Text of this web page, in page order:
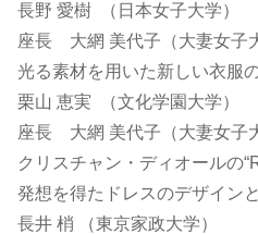
長野 愛樹 （日本女子大学）
座長 大網 美代子（大妻女子
光る素材を用いた新しい衣服
栗山 恵実 （文化学園大学）
座長 大網 美代子（大妻女子
クリスチャン・ディオールの
発想を得たドレスのデザイン
長井 梢 （東京家政大学）